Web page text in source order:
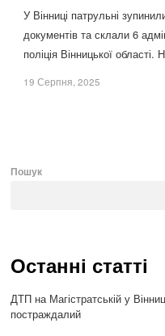
У Вінниці патрульні
документів та склали 6
поліція Вінницької
19 Серпня, 2025
Пошук
Останні статті
ДТП на Магістратській у
постраждалий